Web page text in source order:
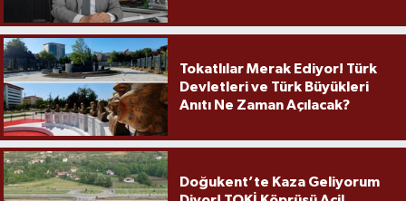
Tokatlılar Merak Ediyor! Türk
Devletleri ve Türk Büyükleri
Anıtı Ne Zaman Açılacak?
Doğukent’te Kaza Geliyorum